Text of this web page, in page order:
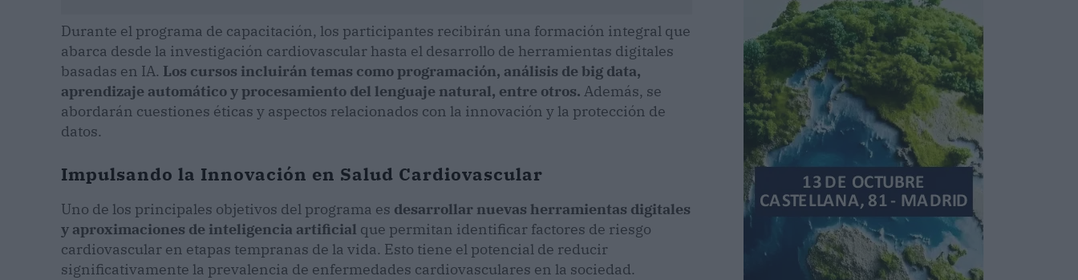
Durante el programa de capacitación, los participantes recibirán una formación integral que
abarca desde la investigación cardiovascular hasta el desarrollo de herramientas digitales
basadas en IA. Los cursos incluirán temas como programación, análisis de big data,
aprendizaje automático y procesamiento del lenguaje natural, entre otros. Además, se
abordarán cuestiones éticas y aspectos relacionados con la innovación y la protección de
datos.
Impulsando la Innovación en Salud Cardiovascular
Uno de los principales objetivos del programa es desarrollar nuevas herramientas digitales
y aproximaciones de inteligencia artificial que permitan identificar factores de riesgo
cardiovascular en etapas tempranas de la vida. Esto tiene el potencial de reducir
significativamente la prevalencia de enfermedades cardiovasculares en la sociedad.